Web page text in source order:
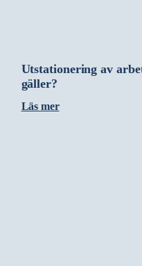
Utstationering av
gäller?
Läs mer